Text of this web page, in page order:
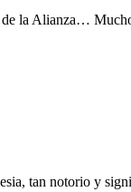
de la Alianza…
tan notorio y